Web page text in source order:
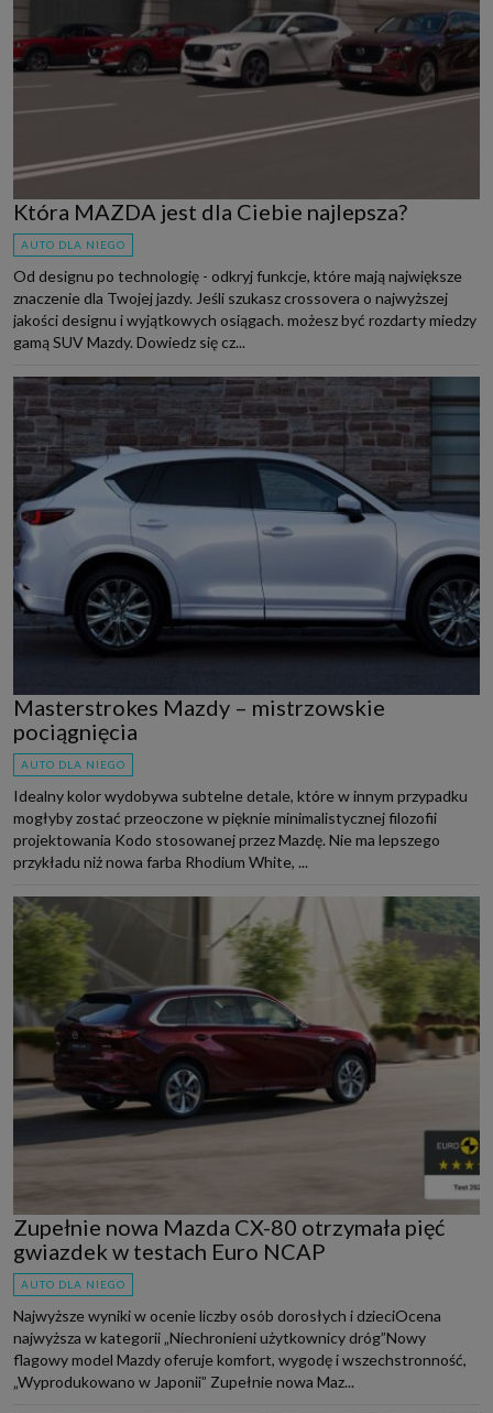
Która MAZDA jest dla Ciebie najlepsza?
AUTO DLA NIEGO
Od designu po technologię - odkryj funkcje, które mają największe
znaczenie dla Twojej jazdy. Jeśli szukasz crossovera o najwyższej
jakości designu i wyjątkowych osiągach. możesz być rozdarty miedzy
gamą SUV Mazdy. Dowiedz się cz...
Masterstrokes Mazdy – mistrzowskie
pociągnięcia
AUTO DLA NIEGO
Idealny kolor wydobywa subtelne detale, które w innym przypadku
mogłyby zostać przeoczone w pięknie minimalistycznej filozofii
projektowania Kodo stosowanej przez Mazdę. Nie ma lepszego
przykładu niż nowa farba Rhodium White, ...
Zupełnie nowa Mazda CX-80 otrzymała pięć
gwiazdek w testach Euro NCAP
AUTO DLA NIEGO
Najwyższe wyniki w ocenie liczby osób dorosłych i dzieciOcena
najwyższa w kategorii „Niechronieni użytkownicy dróg”Nowy
flagowy model Mazdy oferuje komfort, wygodę i wszechstronność,
„Wyprodukowano w Japonii” Zupełnie nowa Maz...